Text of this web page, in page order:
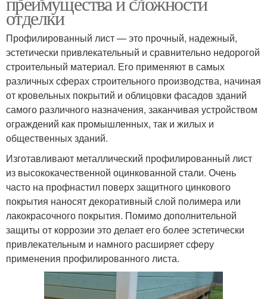
отделки
Профилированный лист — это прочный, надежный,
эстетически привлекательный и сравнительно недорогой
строительный материал. Его применяют в самых
различных сферах строительного производства, начиная
от кровельных покрытий и облицовки фасадов зданий
самого различного назначения, заканчивая устройством
ограждений как промышленных, так и жилых и
общественных зданий.
Изготавливают металлический профилированный лист
из высококачественной оцинкованной стали. Очень
часто на профнастил поверх защитного цинкового
покрытия наносят декоративный слой полимера или
лакокрасочного покрытия. Помимо дополнительной
защиты от коррозии это делает его более эстетически
привлекательным и намного расширяет сферу
применения профилированного листа.